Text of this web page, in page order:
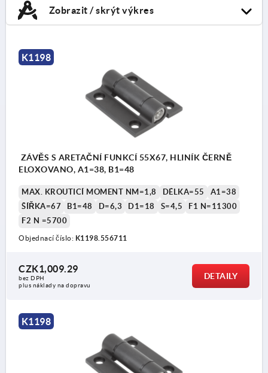
Zobrazit / skrýt výkres
K1198
ZÁVĚS S ARETAČNÍ FUNKCÍ 55X67, HLINÍK ČERNĚ
ELOXOVANO, A1=38, B1=48
MAX. KROUTICÍ MOMENT NM=1,8 DÉLKA=55
A1=38
ŠÍŘKA=67
B1=48 D=6,3 D1=18 S=4,5
F1 N=11300
F2 N =5700
Objednací číslo: K1198.556711
CZK1,009.29
bez DPH
plus náklady na dopravu
DETAILY
K1198